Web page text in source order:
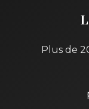
Plus de